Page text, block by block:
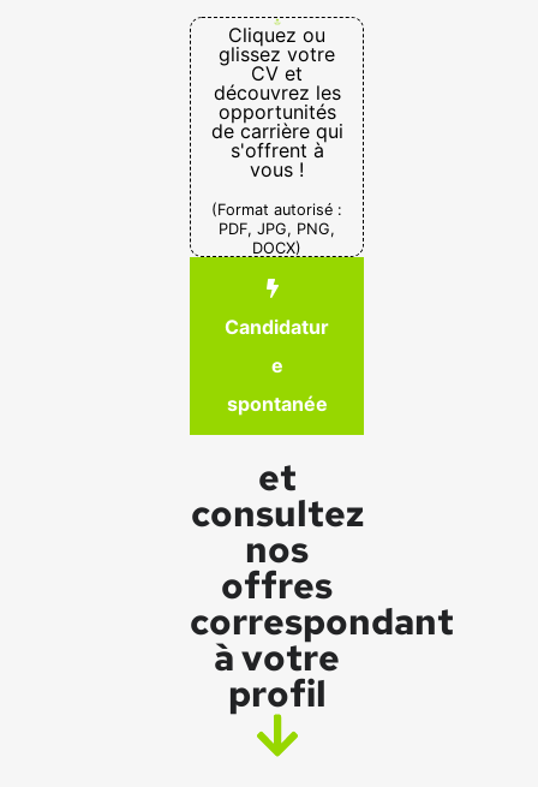
Cliquez ou
glissez votre
CV et
découvrez les
opportunités
de carrière qui
s'offrent à
vous !
(Format autorisé :
PDF, JPG, PNG,
DOCX)
Candidatur
e
spontanée
et
consultez
nos
offres
correspondant
à votre
profil